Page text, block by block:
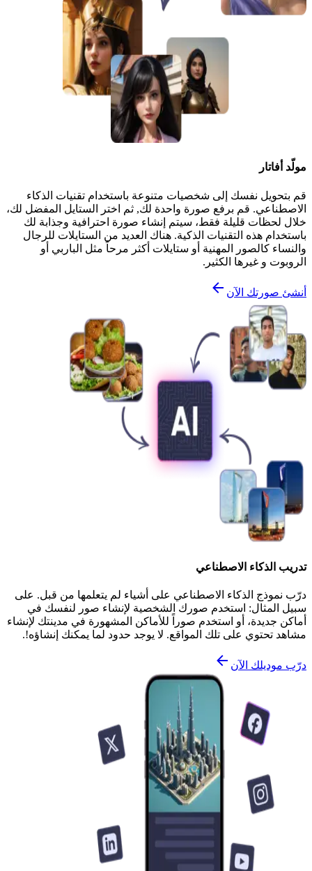
مولّد أفاتار
قم بتحويل نفسك إلى شخصيات متنوعة باستخدام تقنيات الذكاء
الاصطناعي. قم برفع صورة واحدة لك, ثم اختر الستايل المفضل لك،
خلال لحظات قليلة فقط، سيتم إنشاء صورة احترافية وجذابة لك
باستخدام هذه التقنيات الذكية. هناك العديد من الستايلات للرجال
والنساء كالصور المهنية أو ستايلات أكثر مرحاً مثل الباربي أو
الروبوت و غيرها الكثير.
أنشئ صورتك الآن
تدريب الذكاء الاصطناعي
درّب نموذج الذكاء الاصطناعي على أشياء لم يتعلمها من قبل. على
سبيل المثال: استخدم صورك الشخصية لإنشاء صور لنفسك في
أماكن جديدة، أو استخدم صوراً للأماكن المشهورة في مدينتك لإنشاء
مشاهد تحتوي على تلك المواقع. لا يوجد حدود لما يمكنك إنشاؤه!.
درّب موديلك الآن